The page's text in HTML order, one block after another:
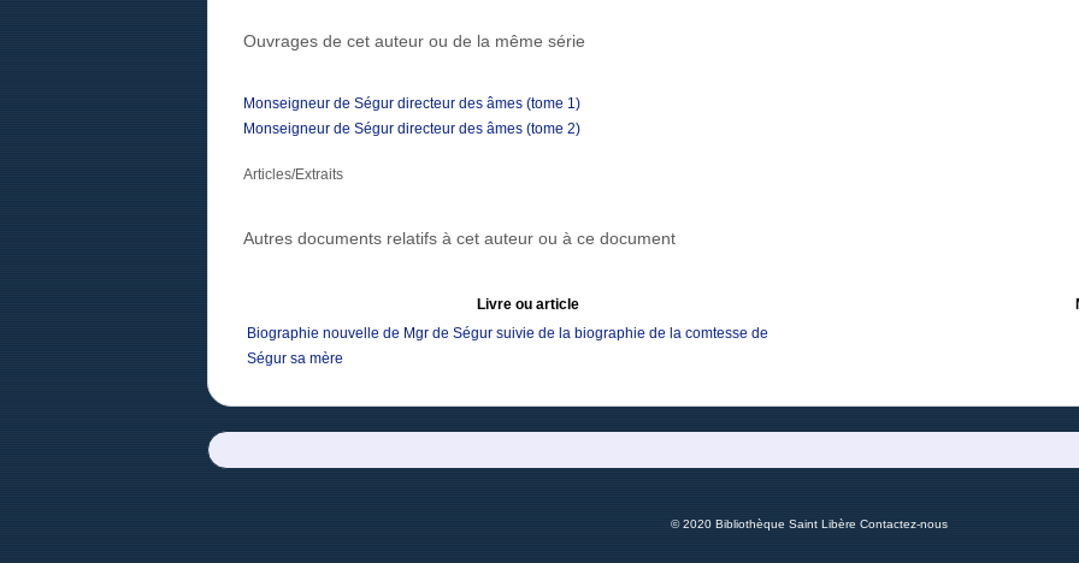
Ouvrages de cet auteur ou de la même série
Monseigneur de Ségur directeur des âmes (tome 1)
Monseigneur de Ségur directeur des âmes (tome 2)
Articles/Extraits
Autres documents relatifs à cet auteur ou à ce document
Livre ou article
Biographie nouvelle de Mgr de Ségur suivie de la biographie de la comtesse de
Ségur sa mère
© 2020 Bibliothèque Saint Libère Contactez-nous